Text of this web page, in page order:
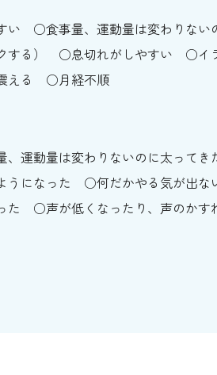
い 食事量、運動量は変わりない
る） 息切れがしやすい
イ
える 月経不順
、運動量は変わりないのに太ってき
うになった 何だかやる気が出な
た 声が低くなったり、声のかす